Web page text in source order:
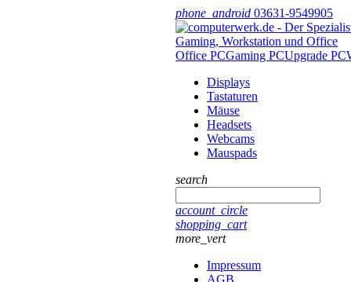
phone_android 03631-9549905
Office PCGaming PCUpgrade PC
Displays
Tastaturen
Mäuse
Headsets
Webcams
Mauspads
search
account_circle
shopping_cart
more_vert
Impressum
AGB